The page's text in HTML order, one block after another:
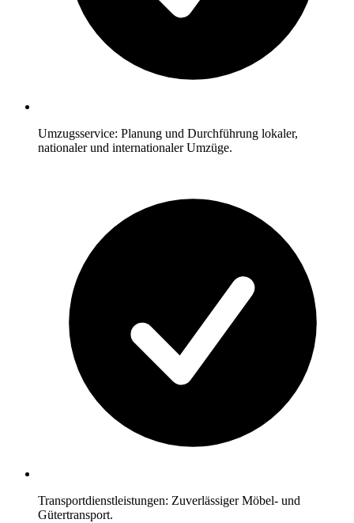
Umzugsservice: Planung und Durchführung lokaler,
nationaler und internationaler Umzüge.
Transportdienstleistungen: Zuverlässiger Möbel- und
Gütertransport.